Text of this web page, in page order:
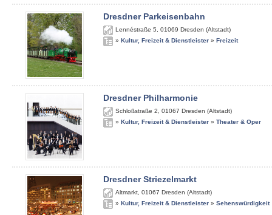
Dresdner Parkeisenbahn
Lennéstraße 5 01069 Dresden (Altstadt)
» Kultur, Freizeit & Dienstleister » Freizeit
Dresdner Philharmonie
Schloßstraße 2 01067 Dresden (Altstadt)
» Kultur, Freizeit & Dienstleister » Theater & Oper
Dresdner Striezelmarkt
Altmarkt 01067 Dresden (Altstadt)
» Kultur, Freizeit & Dienstleister » Sehenswürdigkeit